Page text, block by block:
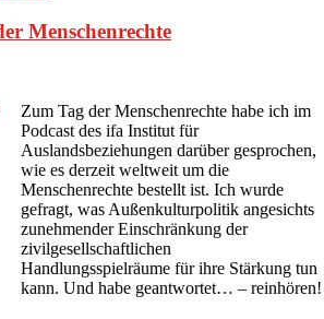
Menschenrechte
Zum Tag der Menschenrechte habe ich im
Podcast des ifa Institut für
Auslandsbeziehungen darüber gesprochen,
wie es derzeit weltweit um die
Menschenrechte bestellt ist. Ich wurde
gefragt, was Außenkulturpolitik angesichts
zunehmender Einschränkung der
zivilgesellschaftlichen
Handlungsspielräume für ihre Stärkung tun
kann. Und habe geantwortet… – reinhören!